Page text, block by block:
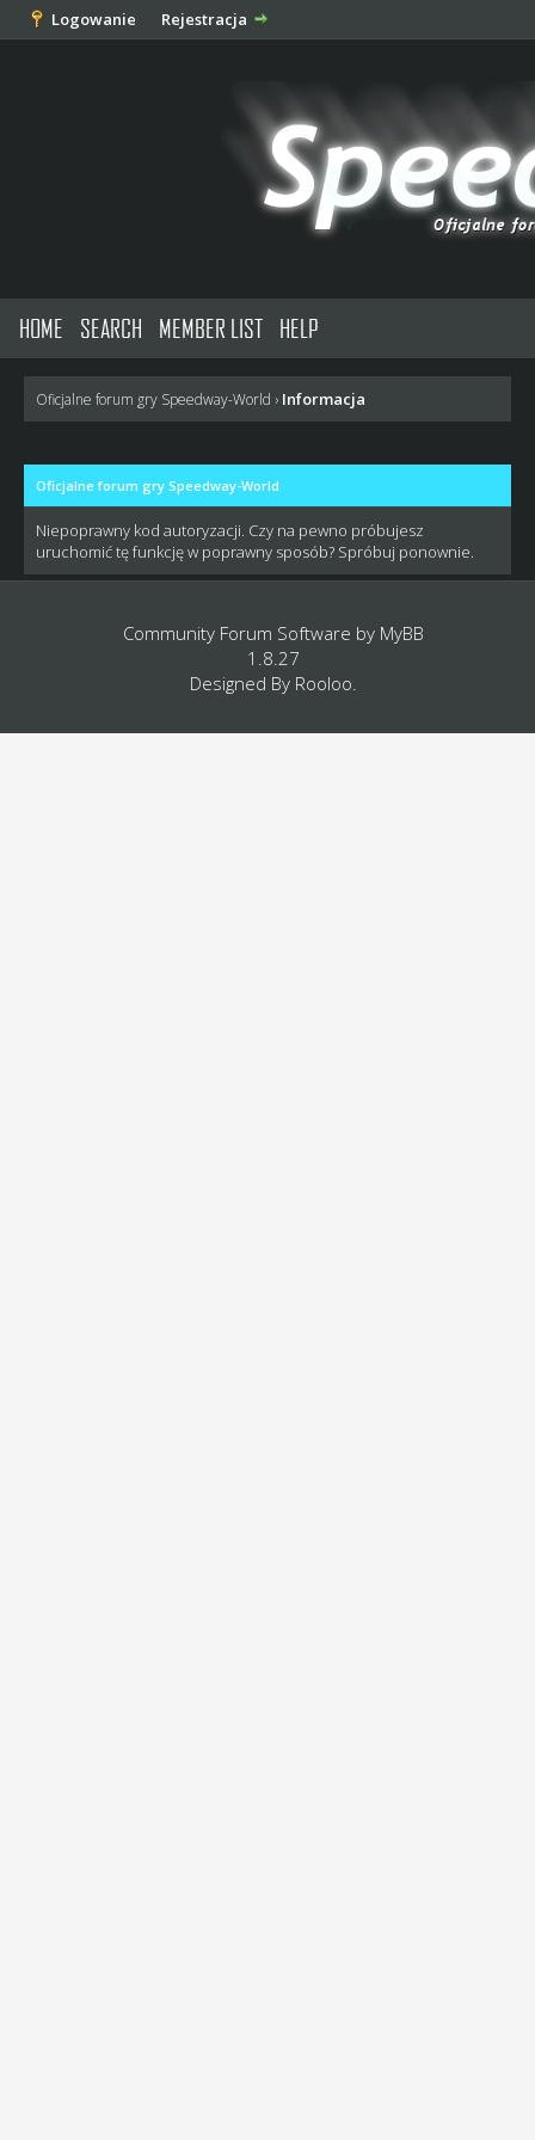
Logowanie Rejestracja
HOME SEARCH MEMBER LIST HELP
Oficjalne forum gry Speedway-World › Informacja
Oficjalne forum gry Speedway-World
Niepoprawny kod autoryzacji. Czy na pewno próbujesz
uruchomić tę funkcję w poprawny sposób? Spróbuj ponownie.
Community Forum Software by MyBB
1.8.27
Designed By Rooloo.